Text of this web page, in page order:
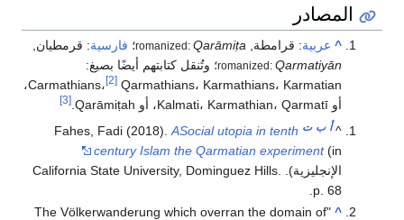
المصادر
^ عربية:قرامطة,
romanized:Qarāmiṭa ؛فارسية:قرمطیان,
romanized:Qarmatiyān
؛ وتُنقل كتابتهم أيضًا بصيغ:
Carmathians،
[2]
Qarmathians، Karmathians، Karmatian،
أو Kalmati، Karmathian، Qarmatī، أو Qarāmiṭah.
[3]
^أ ب ت Fahes, Fadi (2018).ASocial utopia in tenth
century Islam the Qarmatian experiment(in
الإنجليزية). California State University, Dominguez Hills.
p. 68.
^
"The Völkerwanderung which overran the domain of